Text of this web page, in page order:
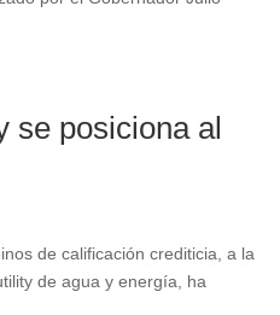
se posiciona al
de calificación crediticia, a la
de agua y energía, ha